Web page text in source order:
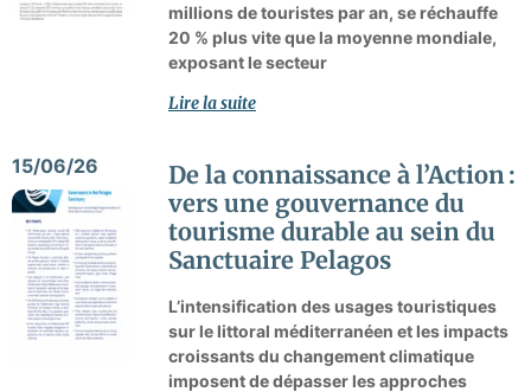
millions de touristes par an, se réchauffe
20 % plus vite que la moyenne mondiale,
exposant le secteur
Lire la suite
15/06/26
De la connaissance à l’Action :
vers une gouvernance du
tourisme durable au sein du
Sanctuaire Pelagos
L’intensification des usages touristiques
sur le littoral méditerranéen et les impacts
croissants du changement climatique
imposent de dépasser les approches